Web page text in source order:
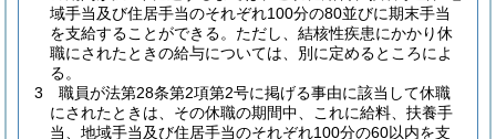
域手当及び住居手当のそれぞれ100分の80並びに期末手当
を支給することができる。 ただし、結核性疾患にかかり休
職にされたときの給与については、別に定めるところによ
る。
3
職員が法第28条第2項第2号に掲げる事由に該当して休職
にされたときは、その休職の期間中、これに給料、扶養手
当、地域手当及び住居手当のそれぞれ100分の60以内を支